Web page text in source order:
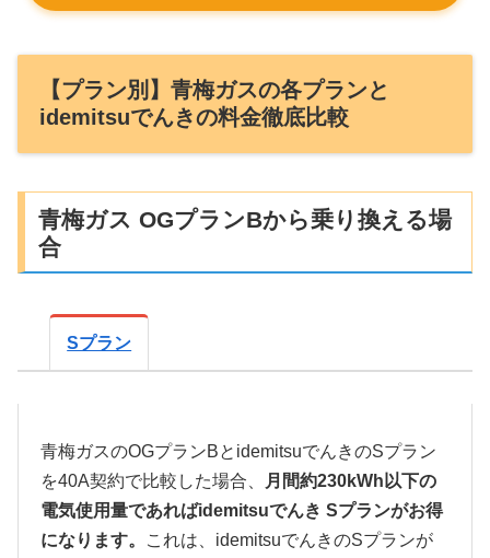
【プラン別】青梅ガスの各プランと
idemitsuでんきの料金徹底比較
青梅ガス OGプランBから乗り換える場
合
Sプラン
青梅ガスのOGプランBとidemitsuでんきのSプラン
を40A契約で比較した場合、
月間約230kWh以下の
電気使用量であればidemitsuでんき Sプランがお得
になります。
これは、idemitsuでんきのSプランが